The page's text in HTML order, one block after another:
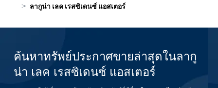
> ลากูน่า เลค เรสซิเดนซ์ แอสเตอร์
ค้นหาทรัพย์ประกาศขายล่าสุดในลากู
น่า เลค เรสซิเดนซ์ แอสเตอร์